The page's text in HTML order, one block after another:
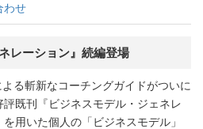
わせ
レーション』続編登場
る斬新なコーチングガイドがついに
既刊『ビジネスモデル・ジェネレ
用いた個人の「ビジネスモデル」